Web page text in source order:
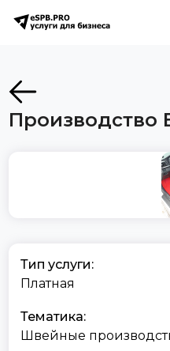
Производство
Тип услуги:
Платная
Тематика:
Швейные